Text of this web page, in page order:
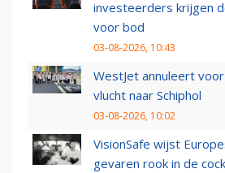
investeerders krijgen
voor bod
03-08-2026, 10:43
WestJet annuleert
vlucht naar Schiphol
03-08-2026, 10:02
VisionSafe wijst
gevaren rook in de